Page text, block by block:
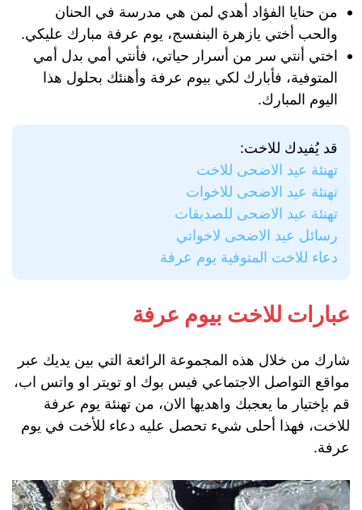
من حنايا الفؤاد أهدي لمن هي مدرسة في الحنان
والحب أختي يازهرة البنفسج، يوم عرفة مبارك عليكي.
اختي أنتي سر من أسرار حياتي، فأنتي أمي بدل أمي
المتوفية، فأبارك لكي بيوم عرفة وأهنئك بحلول هذا
اليوم المبارك.
قد يُفيدك للاخت:
تهنئة عيد الاضحى للاخت
تهنئة عيد الاضحى للاخوات
تهنئة عيد الاضحى للصديقات
رسائل عيد الاضحى لاخواتي
دعاء للاخت المتوفية يوم عرفة
عبارات للاخت بيوم عرفة
شارك من خلال هذه المجموعة الرائعة التي بين يديك عبر
مواقع التواصل الاجتماعي فيس بوك او تويتر او واتس اب،
قم بإختيار ما يعجبك واهديها الان، من تهنئة يوم عرفة
للاخت، فهذا أحلى شيء تحصل عليه دعاء للأخت في يوم
عرفة.